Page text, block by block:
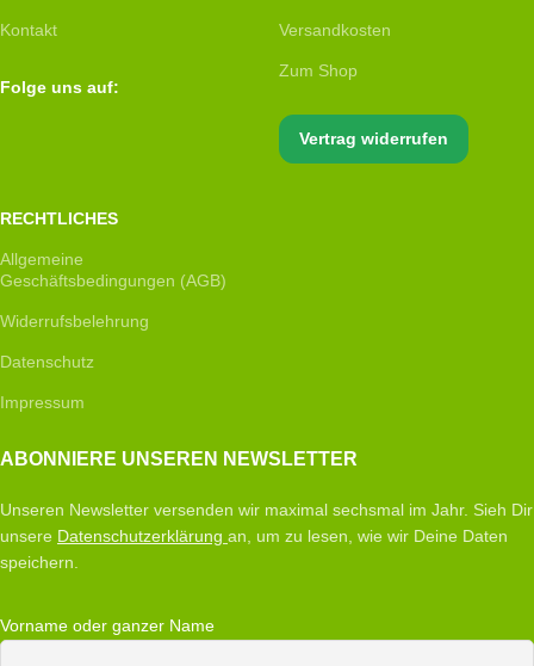
Kontakt
Folge uns auf:
Versandkosten
Zum Shop
Vertrag widerrufen
RECHTLICHES
Allgemeine
Geschäftsbedingungen (AGB)
Widerrufsbelehrung
Datenschutz
Impressum
ABONNIERE UNSEREN NEWSLETTER
Unseren Newsletter versenden wir maximal sechsmal im Jahr. Sieh Dir
unsere Datenschutzerklärung an, um zu lesen, wie wir Deine Daten
speichern.
Vorname oder ganzer Name